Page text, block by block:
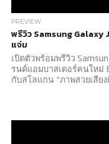
PREVIEW
พรีวิว Samsung Galaxy
แจ่ม
เปิดตัวพร้อมพรีวิว
รนด์แอมบาสเดอร์คนใหม่
กับสโลแกน "ภาพสวยเสีย